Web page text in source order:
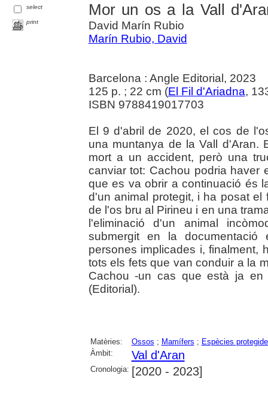
select
print
Mor un os a la Vall
David Marín Rubio
Marín Rubio, David
Barcelona : Angle Editorial, 2023
125 p. ; 22 cm (El Fil d'Ariadna,
ISBN 9788419017703
El 9 d'abril de 2020, el cos de
una muntanya de la Vall d'Aran.
mort a un accident, però una
canviar tot: Cachou podria haver
que es va obrir a continuació és
d'un animal protegit, i ha posat
de l'os bru al Pirineu i en una
l'eliminació d'un animal
submergit en la documentació
persones implicades i, finalment,
tots els fets que van conduir a la
Cachou -un cas que està ja
(Editorial).
Matèries: Ossos ; Mamífers ; Espècies
Àmbit:
Val d'Aran
Cronologia: [2020 - 2023]